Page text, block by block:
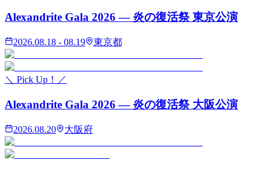
Alexandrite Gala 2026 — 炎の復活祭 東京公演
2026.08.18 - 08.19 東京都
＼ Pick Up！／
Alexandrite Gala 2026 — 炎の復活祭 大阪公演
2026.08.20 大阪府